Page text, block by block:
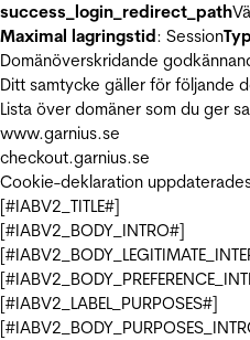
success_login_redirect_path
Maximal lagringstid: SessionTyp
Domänöverskridande
Ditt samtycke gäller för följande
Lista över domäner som du ger
www.garnius.se
checkout.garnius.se
Cookie-deklaration
[#IABV2_TITLE#]
[#IABV2_BODY_INTRO#]
[#IABV2_LABEL_PURPOSES#]